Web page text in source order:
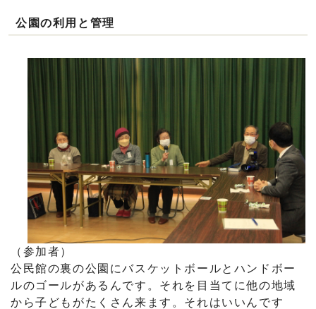
公園の利用と管理
（参加者）
公民館の裏の公園にバスケットボールとハンドボー
ルのゴールがあるんです。それを目当てに他の地域
から子どもがたくさん来ます。それはいいんです